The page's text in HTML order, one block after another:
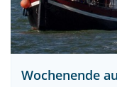
Wochenende